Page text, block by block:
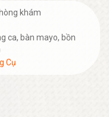
khám
ca, bàn mayo, bồn
Cụ